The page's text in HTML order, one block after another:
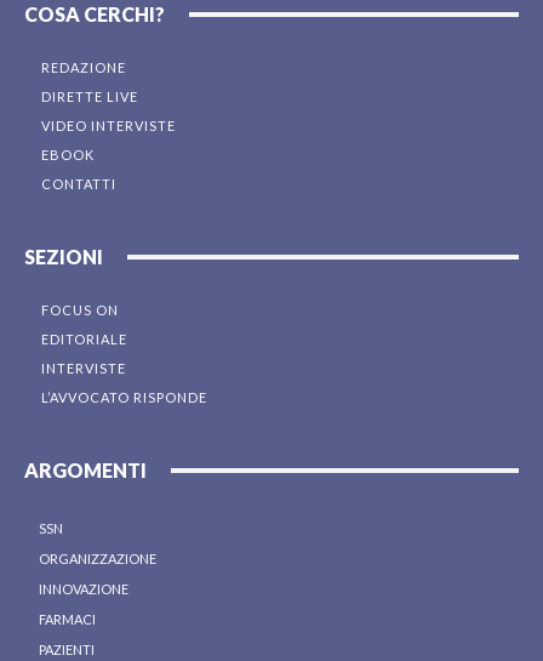
COSA CERCHI?
REDAZIONE
DIRETTE LIVE
VIDEO INTERVISTE
EBOOK
CONTATTI
SEZIONI
FOCUS ON
EDITORIALE
INTERVISTE
L’AVVOCATO RISPONDE
ARGOMENTI
SSN
ORGANIZZAZIONE
INNOVAZIONE
FARMACI
PAZIENTI